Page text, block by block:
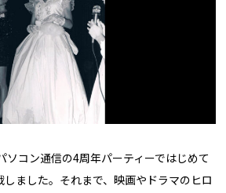
ソコン通信の4周年パーティーではじめて
しました。それまで、映画やドラマのヒロ